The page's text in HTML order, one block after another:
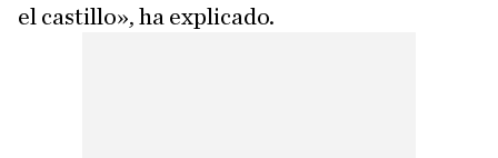
el castillo», ha explicado.